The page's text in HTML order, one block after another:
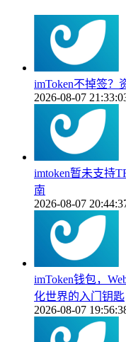
imToken不掉签？
2026-08-07
imtoken暂未支持
南
2026-08-07
imToken钱包，
化世界的入门钥匙
2026-08-07